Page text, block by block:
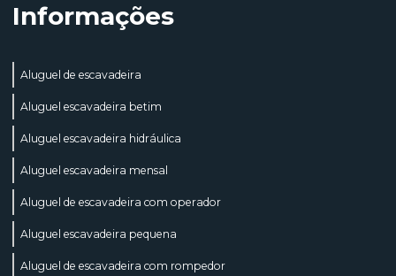
Informações
Aluguel de escavadeira
Aluguel escavadeira betim
Aluguel escavadeira hidráulica
Aluguel escavadeira mensal
Aluguel de escavadeira com operador
Aluguel escavadeira pequena
Aluguel de escavadeira com rompedor